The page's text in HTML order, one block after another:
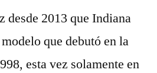
desde 2013 que Indiana
que debutó en la
esta vez solamente en